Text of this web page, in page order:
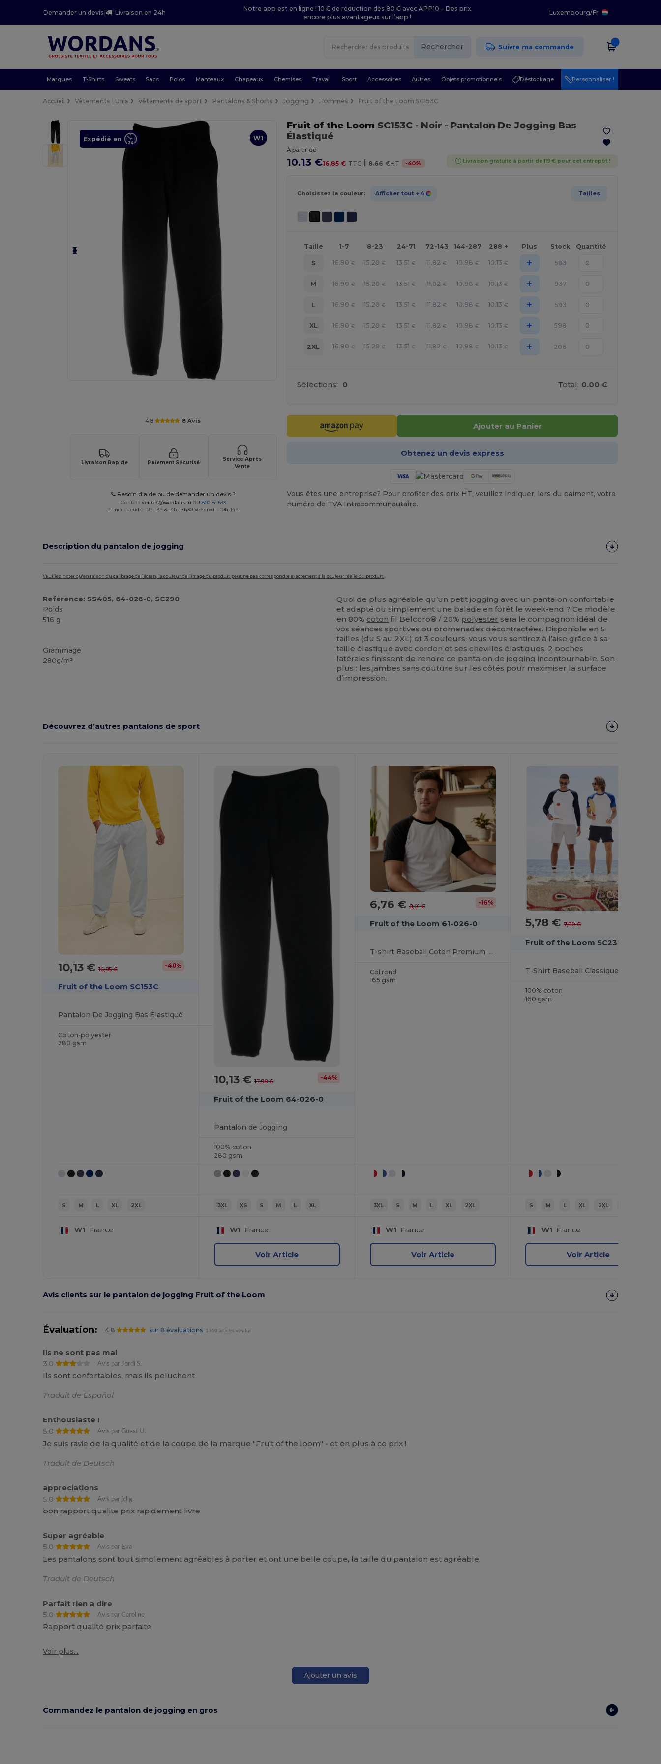
Demander un devis| Livraison en 24h
Notre app est en ligne ! 10 € de réduction dès 80 € avec APP10 – Des prix
encore plus avantageux sur l’app !
Luxembourg/Fr
Rechercher Suivre ma commande
Marques T-Shirts Sweats Sacs Polos Manteaux Chapeaux Chemises Travail Sport Accessoires Autres Objets promotionnels Déstockage Personnaliser !
Accueil Vêtements | Unis Vêtements de sport Pantalons & Shorts Jogging Hommes Fruit of the Loom SC153C
W1
Expédié en
4.8 8 Avis
Livraison Rapide Paiement Sécurisé
Service Après
Vente
Besoin d'aide ou de demander un devis ?
Contactventes@wordans.lu OU800 81 633
Lundi - Jeudi : 10h-13h & 14h-17h30 Vendredi : 10h-14h
Fruit of the Loom SC153C - Noir - Pantalon De Jogging Bas
Élastiqué
À partir de
10.13 €16.85 € TTC | 8.66 €HT -40% Livraison gratuite à partir de 119 € pour cet entrepôt !
Choisissez la couleur: Afficher tout + 4 Tailles
Taille 1-7 8-23 24-71 72-143 144-287 288 + Plus Stock Quantité
S 16.90 € 15.20 € 13.51 € 11.82 € 10.98 € 10.13 € + 583
M 16.90 € 15.20 € 13.51 € 11.82 € 10.98 € 10.13 € + 937
L 16.90 € 15.20 € 13.51 € 11.82 € 10.98 € 10.13 € + 593
XL 16.90 € 15.20 € 13.51 € 11.82 € 10.98 € 10.13 € + 598
2XL 16.90 € 15.20 € 13.51 € 11.82 € 10.98 € 10.13 € + 206
Sélections: 0 Total: 0.00 €
Ajouter au Panier
Obtenez un devis express
Vous êtes une entreprise? Pour profiter des prix HT, veuillez indiquer, lors du paiment, votre
numéro de TVA Intracommunautaire.
Description du pantalon de jogging
Veuillez noter qu'en raison du calibrage de l'écran, la couleur de l'image du produit peut ne pas correspondre exactement à la couleur réelle du produit.
Reference: SS405, 64-026-0, SC290
Poids
516 g.
Grammage
280g/m²
Quoi de plus agréable qu’un petit jogging avec un pantalon confortable
et adapté ou simplement une balade en forêt le week-end ? Ce modèle
en 80% coton fil Belcoro® / 20% polyester sera le compagnon idéal de
vos séances sportives ou promenades décontractées. Disponible en 5
tailles (du S au 2XL) et 3 couleurs, vous vous sentirez à l’aise grâce à sa
taille élastique avec cordon et ses chevilles élastiques. 2 poches
latérales finissent de rendre ce pantalon de jogging incontournable. Son
plus : les jambes sans couture sur les côtés pour maximiser la surface
d’impression.
Découvrez d’autres pantalons de sport
Personnalisez-
10,13 €16,85 € -40%
Fruit of the Loom SC153C
Pantalon De Jogging Bas Élastiqué
Coton-polyester
280 gsm
S M L XL 2XL
W1 France
10,13 € 17,98 € -44%
Fruit of the Loom 64-026-0
Pantalon de Jogging
100% coton
280 gsm
3XL XS S M L XL
W1 France
Voir Article
6,76 €8,01 € -16%
Fruit of the Loom 61-026-0
T-shirt Baseball Coton Premium à Manches Raglan
Col rond
165 gsm
3XL S M L XL 2XL
W1 France
Voir Article
5,78 €7,70 €
Fruit of the Loom SC237
100% coton
160 gsm
S M L XL 2XL
W1 France
Voir Article
Avis clients sur le pantalon de jogging Fruit of the Loom
Évaluation: 4.8 sur 8 évaluations 1360 articles vendus
Ils ne sont pas mal
3.0
Avis par Jordi S.
Ils sont confortables, mais ils peluchent
Traduit de Español
Enthousiaste !
5.0
Avis par Guest U.
Je suis ravie de la qualité et de la coupe de la marque "Fruit of the loom" - et en plus à ce prix !
Traduit de Deutsch
appreciations
5.0
Avis par jcl g.
bon rapport qualite prix rapidement livre
Super agréable
5.0
Avis par Eva
Les pantalons sont tout simplement agréables à porter et ont une belle coupe, la taille du pantalon est agréable.
Traduit de Deutsch
Parfait rien a dire
5.0
Avis par Caroline
Rapport qualité prix parfaite
Voir plus...
Ajouter un avis
Commandez le pantalon de jogging en gros